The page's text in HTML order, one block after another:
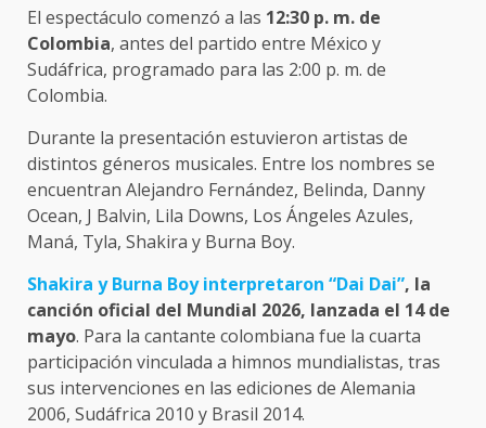
El espectáculo comenzó a las 12:30 p. m. de
Colombia, antes del partido entre México y
Sudáfrica, programado para las 2:00 p. m. de
Colombia.
Durante la presentación estuvieron artistas de
distintos géneros musicales. Entre los nombres se
encuentran Alejandro Fernández, Belinda, Danny
Ocean, J Balvin, Lila Downs, Los Ángeles Azules,
Maná, Tyla, Shakira y Burna Boy.
Shakira y Burna Boy interpretaron “Dai Dai”, la
canción oficial del Mundial 2026, lanzada el 14 de
mayo. Para la cantante colombiana fue la cuarta
participación vinculada a himnos mundialistas, tras
sus intervenciones en las ediciones de Alemania
2006, Sudáfrica 2010 y Brasil 2014.